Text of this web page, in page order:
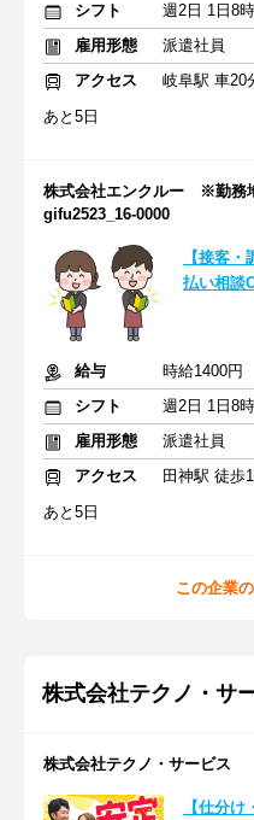
シフト
週2日 1日8
雇用形態
派遣社員
アクセス
岐阜駅 車20
あと5日
株式会社エンクルー ※勤務
gifu2523_16-0000
【接客
払い相談
給与
時給1400円
シフト
週2日 1日8
雇用形態
派遣社員
アクセス
田神駅 徒歩
あと5日
この企業
株式会社テクノ・サ
株式会社テクノ・サービス
【仕分